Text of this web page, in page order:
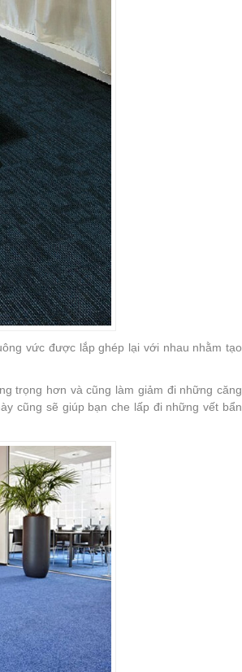
vức được lắp ghép lại với nhau nhằm tạo
trọng hơn và cũng làm giảm đi những căng
cũng sẽ giúp bạn che lấp đi những vết bẩn